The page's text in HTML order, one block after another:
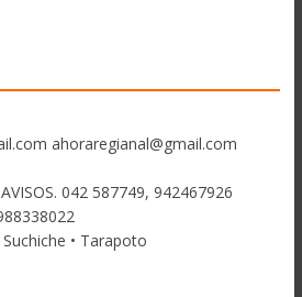
ahoraregianal@gmail.com
042 587749, 942467926
• Tarapoto